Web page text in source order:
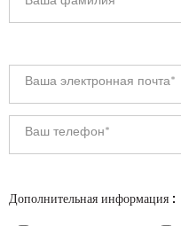
Дополнительная информация :